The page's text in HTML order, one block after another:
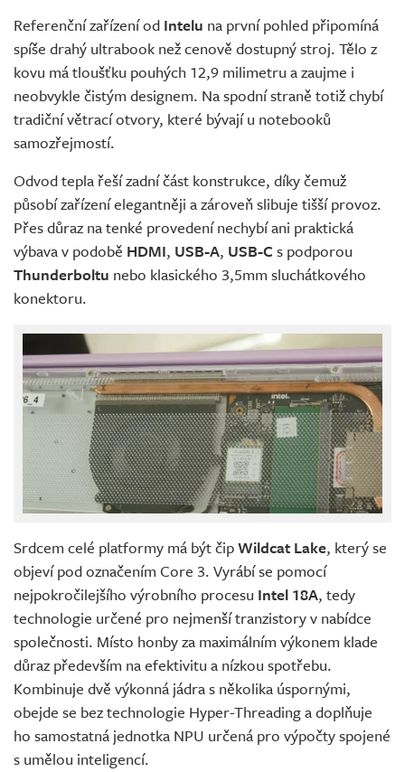
Referenční zařízení od Intelu na první pohled připomíná
spíše drahý ultrabook než cenově dostupný stroj. Tělo z
kovu má tloušťku pouhých 12,9 milimetru a zaujme i
neobvykle čistým designem. Na spodní straně totiž chybí
tradiční větrací otvory, které bývají u notebooků
samozřejmostí.
Odvod tepla řeší zadní část konstrukce, díky čemuž
působí zařízení elegantněji a zároveň slibuje tišší provoz.
Přes důraz na tenké provedení nechybí ani praktická
výbava v podobě HDMI, USB-A, USB-C s podporou
Thunderboltu nebo klasického 3,5mm sluchátkového
konektoru.
Srdcem celé platformy má být čipWildcat Lake, který se
objeví pod označením Core 3. Vyrábí se pomocí
nejpokročilejšího výrobního procesu Intel 18A, tedy
technologie určené pro nejmenší tranzistory v nabídce
společnosti. Místo honby za maximálním výkonem klade
důraz především na efektivitu a nízkou spotřebu.
Kombinuje dvě výkonná jádra s několika úspornými,
obejde se bez technologie Hyper-Threading a doplňuje
ho samostatná jednotka NPU určená pro výpočty spojené
s umělou inteligencí.